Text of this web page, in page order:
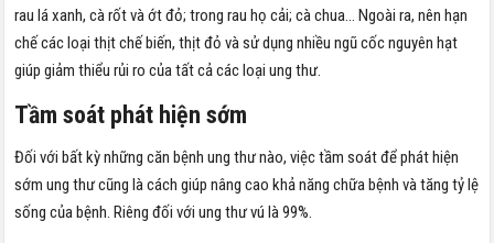
rau lá xanh, cà rốt và ớt đỏ; trong rau họ cải; cà chua… Ngoài ra, nên hạn
chế các loại thịt chế biến, thịt đỏ và sử dụng nhiều ngũ cốc nguyên hạt
giúp giảm thiểu rủi ro của tất cả các loại ung thư.
Tầm soát phát hiện sớm
Đối với bất kỳ những căn bệnh ung thư nào, việc tầm soát để phát hiện
sớm ung thư cũng là cách giúp nâng cao khả năng chữa bệnh và tăng tỷ lệ
sống của bệnh. Riêng đối với ung thư vú là 99%.